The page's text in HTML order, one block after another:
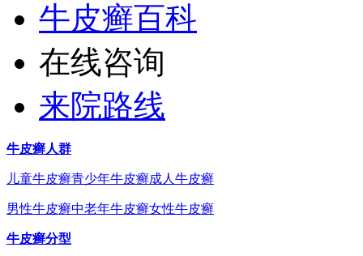
牛皮癣百科
在线咨询
来院路线
牛皮癣人群
儿童牛皮癣青少年牛皮癣成人牛皮癣
男性牛皮癣中老年牛皮癣女性牛皮癣
牛皮癣分型